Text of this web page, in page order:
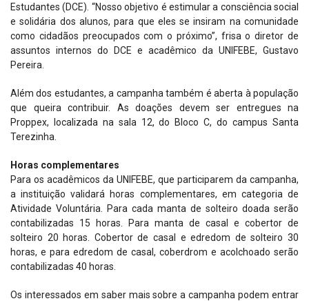
Estudantes (DCE). “Nosso objetivo é estimular a consciência social
e solidária dos alunos, para que eles se insiram na comunidade
como cidadãos preocupados com o próximo”, frisa o diretor de
assuntos internos do DCE e acadêmico da UNIFEBE, Gustavo
Pereira.
Além dos estudantes, a campanha também é aberta à população
que queira contribuir. As doações devem ser entregues na
Proppex, localizada na sala 12, do Bloco C, do campus Santa
Terezinha.
Horas complementares
Para os acadêmicos da UNIFEBE, que participarem da campanha,
a instituição validará horas complementares, em categoria de
Atividade Voluntária. Para cada manta de solteiro doada serão
contabilizadas 15 horas. Para manta de casal e cobertor de
solteiro 20 horas. Cobertor de casal e edredom de solteiro 30
horas, e para edredom de casal, coberdrom e acolchoado serão
contabilizadas 40 horas.
Os interessados em saber mais sobre a campanha podem entrar